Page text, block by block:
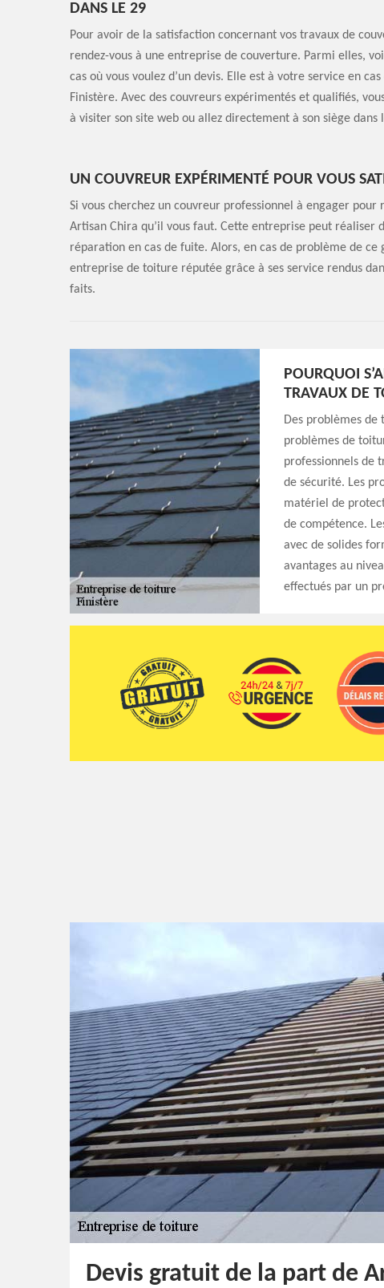
DANS LE 29
Pour avoir de la satisfaction concernant vos travaux de
rendez-vous à une entreprise de couverture. Parmi elles,
cas où vous voulez d’un devis. Elle est à votre service en
Finistère. Avec des couvreurs expérimentés et qualifiés,
à visiter son site web ou allez directement à son siège
UN COUVREUR EXPÉRIMENTÉ POUR VOUS
Si vous cherchez un couvreur professionnel à engager
Artisan Chira qu’il vous faut. Cette entreprise peut
réparation en cas de fuite. Alors, en cas de problème de ce
entreprise de toiture réputée grâce à ses service rendus
faits.
POURQUOI
TRAVAUX DE
Des problèmes de
problèmes de
professionnels de
de sécurité. Les
matériel de
de compétence.
avec de solides
avantages au
effectués par un
Devis gratuit de la part de